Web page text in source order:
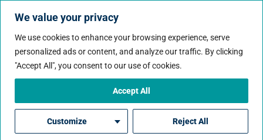
We value your privacy
We use cookies to enhance your browsing experience, serve
personalized ads or content, and analyze our traffic. By clicking
"Accept All", you consent to our use of cookies.
Customize Reject All
Accept All
Surmonter Les Défis De La
Recherche D’emploi
Par Bailey Brosseau